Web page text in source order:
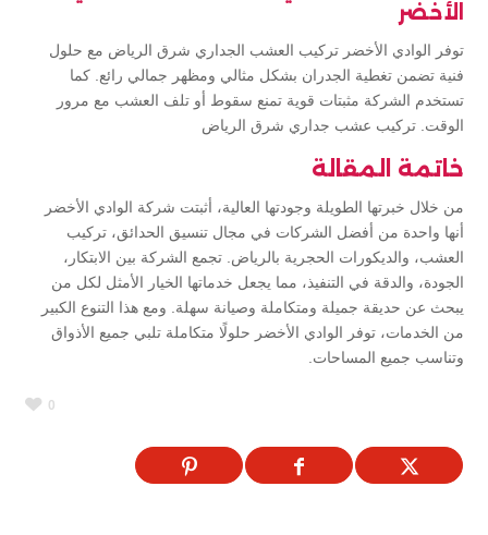
الأخضر
توفر الوادي الأخضر تركيب العشب الجداري شرق الرياض مع حلول
فنية تضمن تغطية الجدران بشكل مثالي ومظهر جمالي رائع. كما
تستخدم الشركة مثبتات قوية تمنع سقوط أو تلف العشب مع مرور
الوقت. تركيب عشب جداري شرق الرياض
خاتمة المقالة
من خلال خبرتها الطويلة وجودتها العالية، أثبتت شركة الوادي الأخضر
أنها واحدة من أفضل الشركات في مجال تنسيق الحدائق، تركيب
العشب، والديكورات الحجرية بالرياض. تجمع الشركة بين الابتكار،
الجودة، والدقة في التنفيذ، مما يجعل خدماتها الخيار الأمثل لكل من
يبحث عن حديقة جميلة ومتكاملة وصيانة سهلة. ومع هذا التنوع الكبير
من الخدمات، توفر الوادي الأخضر حلولًا متكاملة تلبي جميع الأذواق
وتناسب جميع المساحات.
0